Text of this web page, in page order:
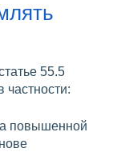
55.5
частности:
повышенной